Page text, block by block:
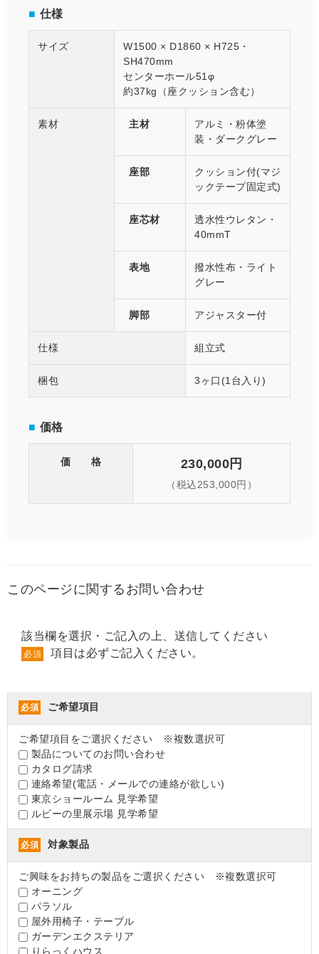
■ 仕様
サイズ
W1500 × D1860 × H725・
SH470mm
センターホール51φ
約37kg（座クッション含む）
素材 主材
アルミ・粉体塗
装・ダークグレー
座部
クッション付(マジ
ックテープ固定式)
座芯材
透水性ウレタン・
40mmT
表地
撥水性布・ライト
グレー
脚部 アジャスター付
仕様 組立式
梱包 3ヶ口(1台入り)
■ 価格
価 格 230,000円
（税込253,000円）
このページに関するお問い合わせ
該当欄を選択・ご記入の上、送信してください
必須 項目は必ずご記入ください。
必須 ご希望項目
ご希望項目をご選択ください ※複数選択可
製品についてのお問い合わせ
カタログ請求
連絡希望(電話・メールでの連絡が欲しい)
東京ショールーム 見学希望
ルビーの里展示場 見学希望
必須 対象製品
ご興味をお持ちの製品をご選択ください ※複数選択可
オーニング
パラソル
屋外用椅子・テーブル
ガーデンエクステリア
りらっくハウス